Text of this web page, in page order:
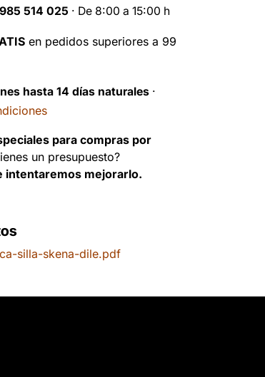
514 025 · De 8:00 a 15:00 h
en pedidos superiores a 99
hasta 14 días naturales ·
para compras por
un presupuesto?
intentaremos mejorarlo.
silla-skena-dile.pdf